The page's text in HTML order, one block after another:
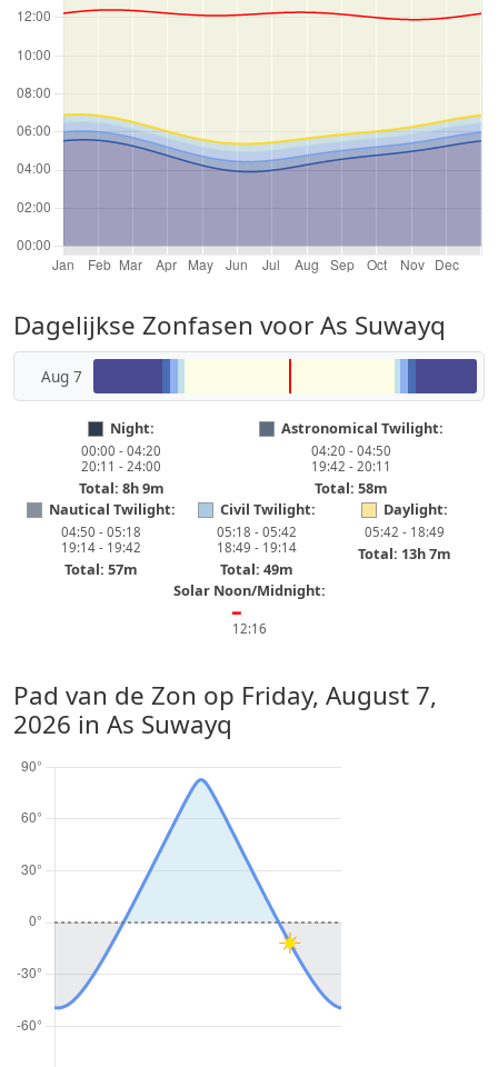
Dagelijkse Zonfasen voor As Suwayq
Aug 7
Night:
00:00 - 04:20
20:11 - 24:00
Total: 8h 9m
Astronomical Twilight:
04:20 - 04:50
19:42 - 20:11
Total: 58m
Nautical Twilight:
04:50 - 05:18
19:14 - 19:42
Total: 57m
Civil Twilight:
05:18 - 05:42
18:49 - 19:14
Total: 49m
Daylight:
05:42 - 18:49
Total: 13h 7m
Solar Noon/Midnight:
━
12:16
Pad van de Zon op Friday, August 7,
2026 in As Suwayq